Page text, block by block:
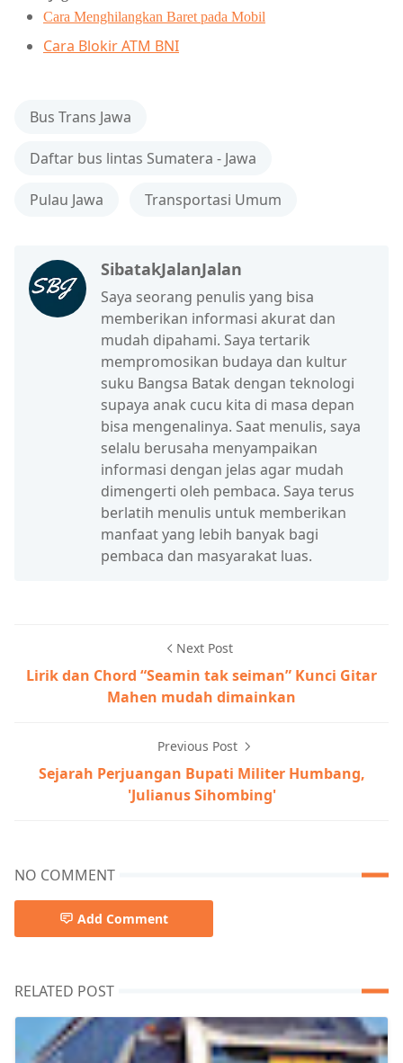
Cara Menghilangkan Baret pada Mobil
Cara Blokir ATM BNI
Bus Trans Jawa
Daftar bus lintas Sumatera - Jawa
Pulau Jawa Transportasi Umum
SibatakJalanJalan
Saya seorang penulis yang bisa
memberikan informasi akurat dan
mudah dipahami. Saya tertarik
mempromosikan budaya dan kultur
suku Bangsa Batak dengan teknologi
supaya anak cucu kita di masa depan
bisa mengenalinya. Saat menulis, saya
selalu berusaha menyampaikan
informasi dengan jelas agar mudah
dimengerti oleh pembaca. Saya terus
berlatih menulis untuk memberikan
manfaat yang lebih banyak bagi
pembaca dan masyarakat luas.
Next Post
Lirik dan Chord “Seamin tak seiman” Kunci Gitar
Mahen mudah dimainkan
Previous Post
Sejarah Perjuangan Bupati Militer Humbang,
'Julianus Sihombing'
NO COMMENT
Add Comment
RELATED POST